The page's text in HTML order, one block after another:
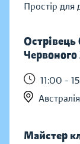
Простір для
Острівець
Червоного
11:00 -
Австралія
Майстер